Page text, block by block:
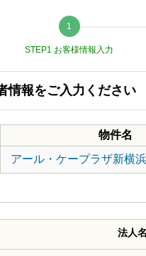
STEP1 お客様情報入力
情報をご入力ください
物件名
アール・ケープラザ新横
法人名